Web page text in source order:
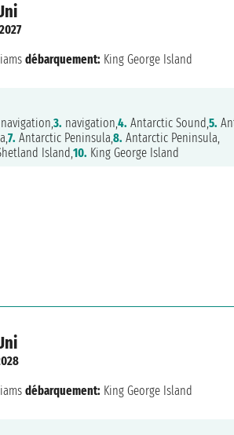
débarquement: King George Island
navigation,3. navigation,4. Antarctic Sound,5.
7. Antarctic Peninsula,8. Antarctic Peninsula,
Island,10. King George Island
débarquement: King George Island